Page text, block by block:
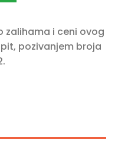
zalihama i ceni ovog
pozivanjem broja